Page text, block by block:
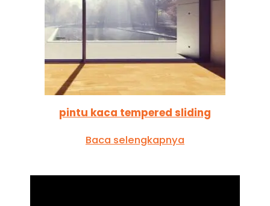
pintu kaca tempered sliding
Baca selengkapnya